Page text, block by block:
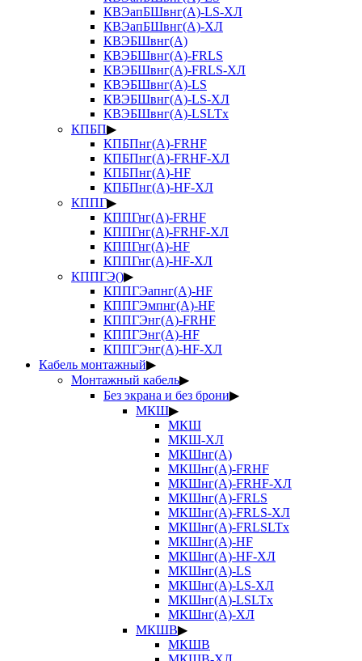
КВЭапБШвнг(А)-LS-ХЛ
КВЭапБШвнг(А)-ХЛ
КВЭБШвнг(А)
КВЭБШвнг(А)-FRLS
КВЭБШвнг(А)-FRLS-ХЛ
КВЭБШвнг(А)-LS
КВЭБШвнг(А)-LS-ХЛ
КВЭБШвнг(А)-LSLTx
КПБП▶
КПБПнг(А)-FRHF
КПБПнг(А)-FRHF-ХЛ
КПБПнг(А)-HF
КПБПнг(А)-HF-ХЛ
КППГ▶
КППГнг(А)-FRHF
КППГнг(А)-FRHF-ХЛ
КППГнг(А)-HF
КППГнг(А)-HF-ХЛ
КППГЭ()▶
КППГЭапнг(А)-HF
КППГЭмпнг(А)-HF
КППГЭнг(А)-FRHF
КППГЭнг(А)-HF
КППГЭнг(А)-HF-ХЛ
Кабель монтажный▶
Монтажный кабель▶
Без экрана и без брони▶
МКШ▶
МКШ
МКШ-ХЛ
МКШнг(А)
МКШнг(А)-FRHF
МКШнг(А)-FRHF-ХЛ
МКШнг(А)-FRLS
МКШнг(А)-FRLS-ХЛ
МКШнг(А)-FRLSLTx
МКШнг(А)-HF
МКШнг(А)-HF-ХЛ
МКШнг(А)-LS
МКШнг(А)-LS-ХЛ
МКШнг(А)-LSLTx
МКШнг(А)-ХЛ
МКШВ▶
МКШВ